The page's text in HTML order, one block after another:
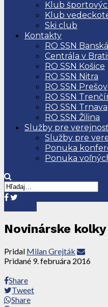
Klub
Klub
Ski club
Kontakty
RO SSN
Centrála v
RO SSN Košice
RO SSN Nitra
RO SSN Prešov
RO SSN
RO SSN Trnava
RO SSN Žilina
Služby pre verejnosť
Služby pre
Ponuka
Ponuka
Novinárske
Pridal Milan Grejták
Pridané 9. februára 2016
Share
Tweet
Share